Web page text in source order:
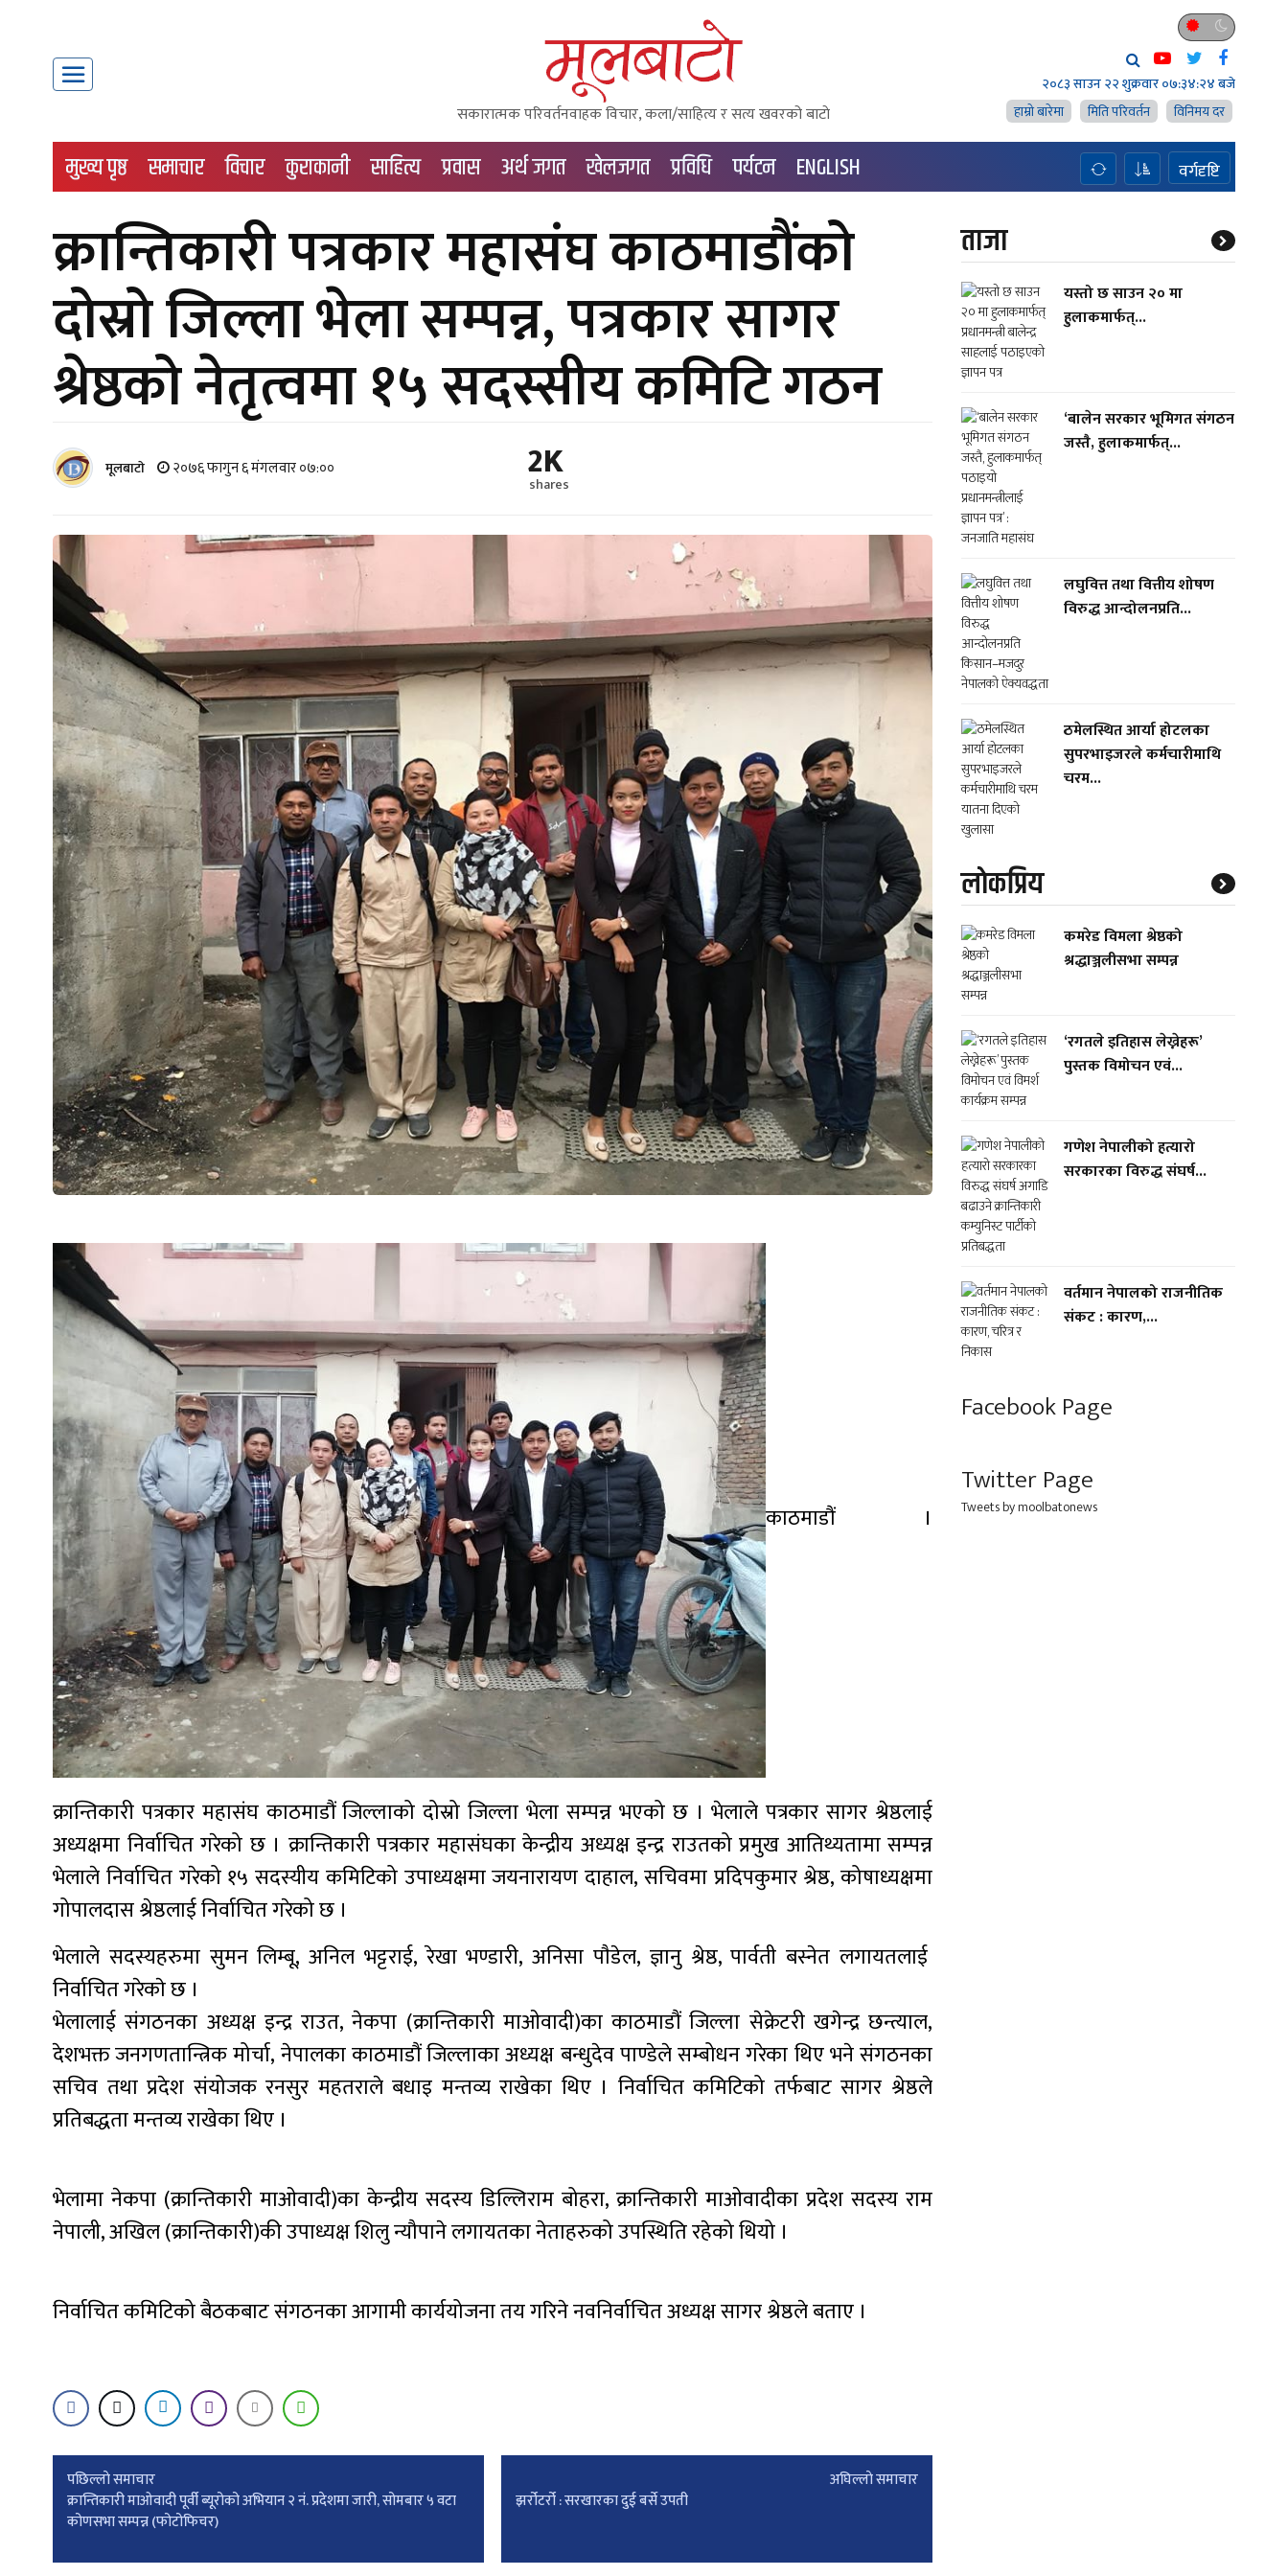
सकारात्मक परिवर्तनवाहक विचार, कला/साहित्य र सत्य खवरको बाटाे
२०८३ साउन २२ शुक्रवार०७:३४:२४ बजे
हाम्राे बारेमा
मिति परिवर्तन विनिमय दर
मुख्य पृष्ठ समाचार विचार कुराकानी साहित्य प्रवास अर्थ जगत खेलजगत प्रविधि पर्यटन ENGLISH वर्गदृष्टि
क्रान्तिकारी पत्रकार महासंघ काठमाडौंको
दोस्रो जिल्ला भेला सम्पन्न, पत्रकार सागर
श्रेष्ठको नेतृत्वमा १५ सदस्सीय कमिटि गठन
मूलबाटाे २०७६ फागुन ६ मंगलवार ०७:०० 2K
shares
काठमाडौं ।
क्रान्तिकारी पत्रकार महासंघ काठमाडौं जिल्लाको दोस्रो जिल्ला भेला सम्पन्न भएको छ । भेलाले पत्रकार सागर श्रेष्ठलाई
अध्यक्षमा निर्वाचित गरेको छ । क्रान्तिकारी पत्रकार महासंघका केन्द्रीय अध्यक्ष इन्द्र राउतको प्रमुख आतिथ्यतामा सम्पन्न
भेलाले निर्वाचित गरेको १५ सदस्यीय कमिटिको उपाध्यक्षमा जयनारायण दाहाल, सचिवमा प्रदिपकुमार श्रेष्ठ, कोषाध्यक्षमा
गोपालदास श्रेष्ठलाई निर्वाचित गरेको छ ।
भेलाले सदस्यहरुमा सुमन लिम्बू, अनिल भट्टराई, रेखा भण्डारी, अनिसा पाैडेल, ज्ञानु श्रेष्ठ, पार्वती बस्नेत लगायतलाई
निर्वाचित गरेकाे छ ।
भेलालाई संगठनका अध्यक्ष इन्द्र राउत, नेकपा (क्रान्तिकारी माओवादी)का काठमाडौं जिल्ला सेक्रेटरी खगेन्द्र छन्त्याल,
देशभक्त जनगणतान्त्रिक मोर्चा, नेपालका काठमाडौं जिल्लाका अध्यक्ष बन्धुदेव पाण्डेले सम्बोधन गरेका थिए भने संगठनका
सचिव तथा प्रदेश संयोजक रनसुर महतराले बधाइ मन्तव्य राखेका थिए । निर्वाचित कमिटिको तर्फबाट सागर श्रेष्ठले
प्रतिबद्धता मन्तव्य राखेका थिए ।
भेलामा नेकपा (क्रान्तिकारी माओवादी)का केन्द्रीय सदस्य डिल्लिराम बोहरा, क्रान्तिकारी माओवादीका प्रदेश सदस्य राम
नेपाली, अखिल (क्रान्तिकारी)की उपाध्यक्ष शिलु न्यौपाने लगायतका नेताहरुको उपस्थिति रहेको थियो ।
निर्वाचित कमिटिको बैठकबाट संगठनका आगामी कार्ययोजना तय गरिने नवनिर्वाचित अध्यक्ष सागर श्रेष्ठले बताए ।
Post
navigation
पछिल्लाे समाचार
क्रान्तिकारी माओवादी पूर्वी ब्यूरोको अभियान २ नं. प्रदेशमा जारी, सोमबार ५ वटा
कोणसभा सम्पन्न (फोटोफिचर)
अघिल्लाे समाचार
झर्रोटर्रो : सरखारका दुई बर्से उपती
ताजा
यस्तो छ साउन २० मा
हुलाकमार्फत्...
‘बालेन सरकार भूमिगत संगठन
जस्तै, हुलाकमार्फत्...
लघुवित्त तथा वित्तीय शोषण
विरुद्ध आन्दोलनप्रति...
ठमेलस्थित आर्या होटलका
सुपरभाइजरले कर्मचारीमाथि
चरम...
लाेकप्रिय
कमरेड विमला श्रेष्ठको
श्रद्धाञ्जलीसभा सम्पन्न
‘रगतले इतिहास लेख्नेहरू’
पुस्तक विमोचन एवं...
गणेश नेपालीको हत्यारो
सरकारका विरुद्ध संघर्ष...
वर्तमान नेपालको राजनीतिक
संकट : कारण,...
Facebook Page
Twitter Page
Tweets by moolbatonews